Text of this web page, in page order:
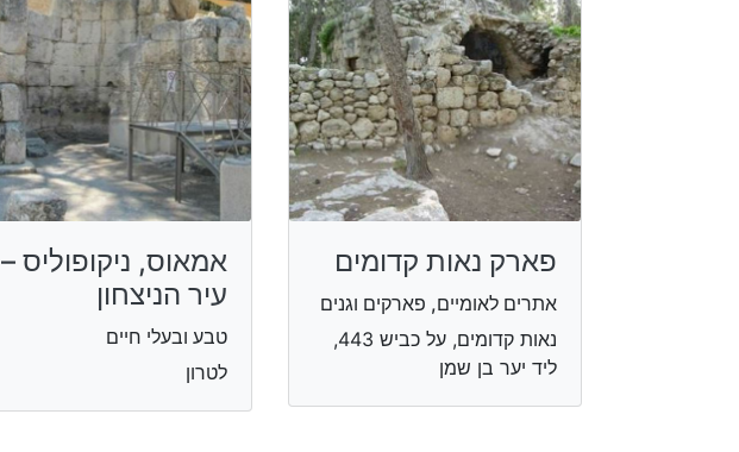
פארק נאות קדומים
אתרים לאומיים, פארקים וגנים
נאות קדומים, על כביש 443,
ליד יער בן שמן
אמאוס, ניקופוליס –
עיר הניצחון
טבע ובעלי חיים
לטרון